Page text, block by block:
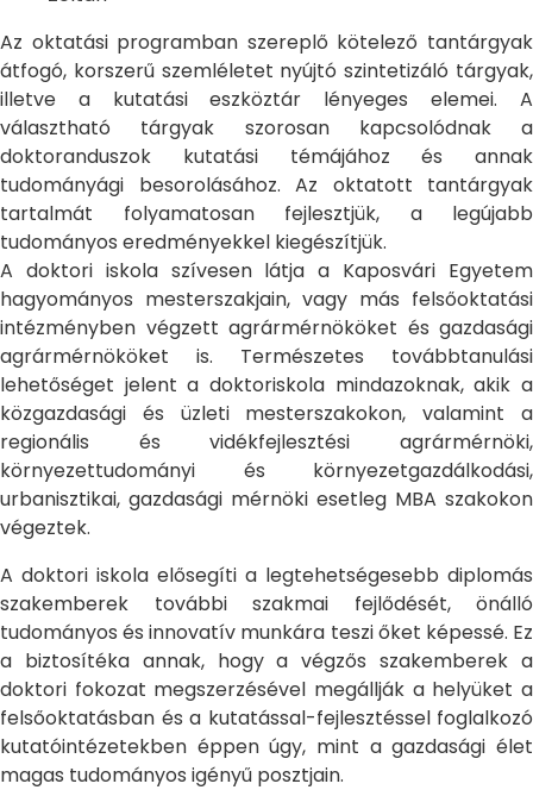
Az oktatási programban szereplő kötelező tantárgyak
átfogó, korszerű szemléletet nyújtó szintetizáló tárgyak,
illetve a kutatási eszköztár lényeges elemei. A
választható tárgyak szorosan kapcsolódnak a
doktoranduszok kutatási témájához és annak
tudományági besorolásához. Az oktatott tantárgyak
tartalmát folyamatosan fejlesztjük, a legújabb
tudományos eredményekkel kiegészítjük.
A doktori iskola szívesen látja a Kaposvári Egyetem
hagyományos mesterszakjain, vagy más felsőoktatási
intézményben végzett agrármérnököket és gazdasági
agrármérnököket is. Természetes továbbtanulási
lehetőséget jelent a doktoriskola mindazoknak, akik a
közgazdasági és üzleti mesterszakokon, valamint a
regionális és vidékfejlesztési agrármérnöki,
környezettudományi és környezetgazdálkodási,
urbanisztikai, gazdasági mérnöki esetleg MBA szakokon
végeztek.
A doktori iskola elősegíti a legtehetségesebb diplomás
szakemberek további szakmai fejlődését, önálló
tudományos és innovatív munkára teszi őket képessé. Ez
a biztosítéka annak, hogy a végzős szakemberek a
doktori fokozat megszerzésével megállják a helyüket a
felsőoktatásban és a kutatással-fejlesztéssel foglalkozó
kutatóintézetekben éppen úgy, mint a gazdasági élet
magas tudományos igényű posztjain.